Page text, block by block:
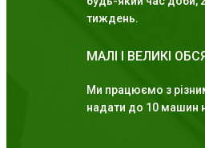
тиждень.
МАЛІ І ВЕЛИКІ
Ми працюємо з
надати до 10 машин